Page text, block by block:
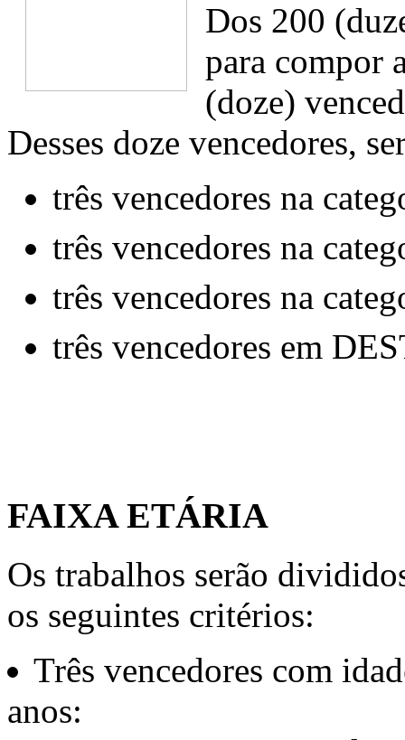
Dos 200
para compor
(doze)
Desses doze vencedores,
três vencedores na
três vencedores na
três vencedores na
três vencedores em
FAIXA ETÁRIA
Os trabalhos serão
os seguintes critérios:
Três vencedores com
anos: